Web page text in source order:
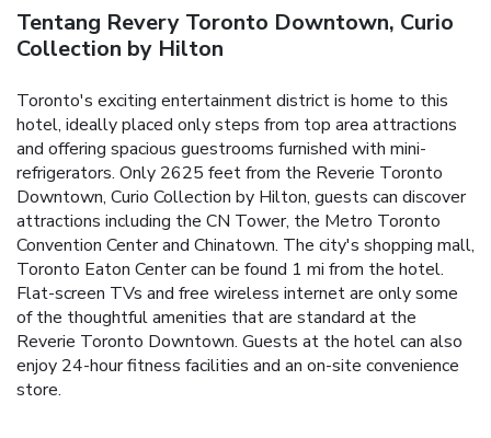
Tentang Revery Toronto Downtown, Curio
Collection by Hilton
Toronto's exciting entertainment district is home to this
hotel, ideally placed only steps from top area attractions
and offering spacious guestrooms furnished with mini-
refrigerators. Only 2625 feet from the Reverie Toronto
Downtown, Curio Collection by Hilton, guests can discover
attractions including the CN Tower, the Metro Toronto
Convention Center and Chinatown. The city's shopping mall,
Toronto Eaton Center can be found 1 mi from the hotel.
Flat-screen TVs and free wireless internet are only some
of the thoughtful amenities that are standard at the
Reverie Toronto Downtown. Guests at the hotel can also
enjoy 24-hour fitness facilities and an on-site convenience
store.